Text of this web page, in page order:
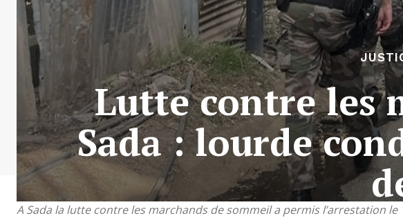
A Sada la lutte contre les marchands de sommeil a permis l’arrestation
Lutte contre les
Sada : lourde